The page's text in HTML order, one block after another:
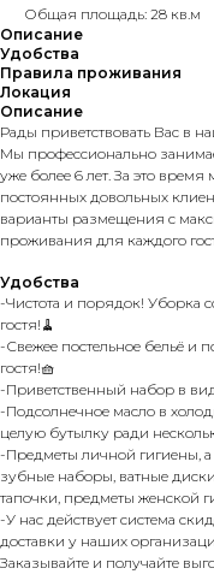
Общая площадь: 28 кв.м
Описание
Удобства
Правила проживания
Локация
Описание
Рады приветствовать Вас в
Мы профессионально
уже более 6 лет. За это
постоянных довольных
варианты размещения с
проживания для каждого
Удобства
-Чистота и порядок! Уборка
гостя!🧹
-Свежее постельное бельё и
гостя!🧺
-Приветственный набор в
-Подсолнечное масло в
целую бутылку ради
-Предметы личной гигиены,
зубные наборы, ватные
тапочки, предметы женской
-У нас действует система
доставки у наших
Заказывайте и получайте